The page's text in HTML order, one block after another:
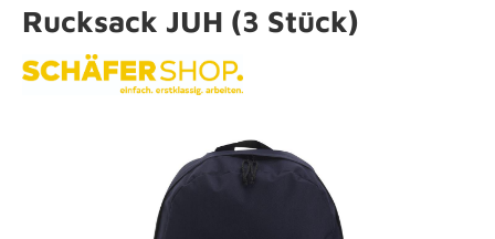
Rucksack JUH (3 Stück)